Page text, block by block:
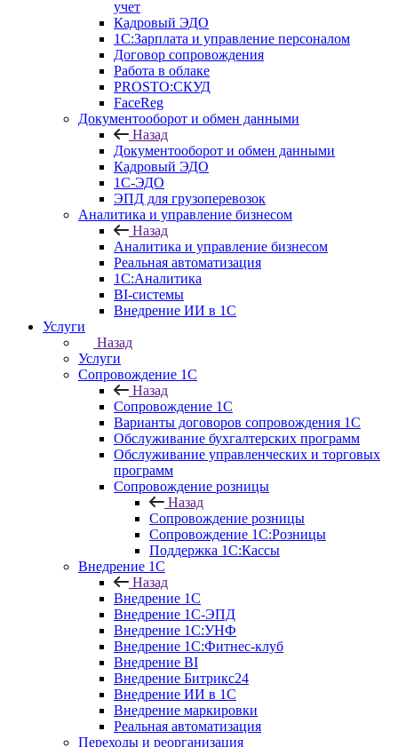
учет
Кадровый ЭДО
1С:Зарплата и управление персоналом
Договор сопровождения
Работа в облаке
PROSTO:СКУД
FaceReg
Документооборот и обмен данными
Назад
Документооборот и обмен данными
Кадровый ЭДО
1С-ЭДО
ЭПД для грузоперевозок
Аналитика и управление бизнесом
Назад
Аналитика и управление бизнесом
Реальная автоматизация
1С:Аналитика
BI-системы
Внедрение ИИ в 1С
Услуги
Назад
Услуги
Сопровождение 1С
Назад
Сопровождение 1С
Варианты договоров сопровождения 1С
Обслуживание бухгалтерских программ
Обслуживание управленческих и торговых
программ
Сопровождение розницы
Назад
Сопровождение розницы
Сопровождение 1С:Розницы
Поддержка 1С:Кассы
Внедрение 1С
Назад
Внедрение 1С
Внедрение 1С-ЭПД
Внедрение 1С:УНФ
Внедрение 1С:Фитнес-клуб
Внедрение BI
Внедрение Битрикс24
Внедрение ИИ в 1С
Внедрение маркировки
Реальная автоматизация
Переходы и реорганизация